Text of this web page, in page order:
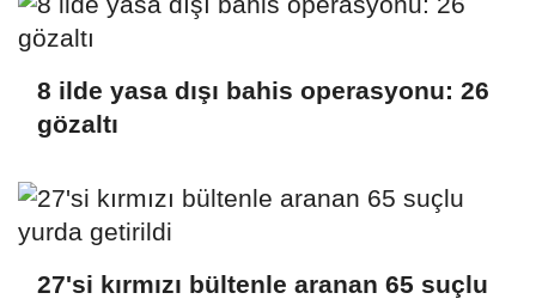
8 ilde yasa dışı bahis operasyonu: 26
gözaltı
27'si kırmızı bültenle aranan 65 suçlu